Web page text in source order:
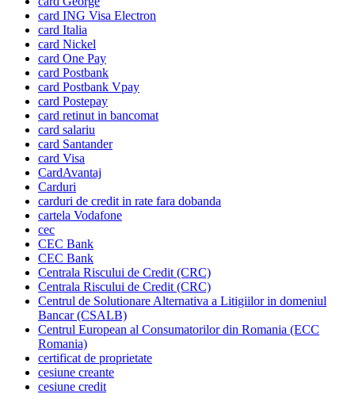
card ING Visa Electron
card Italia
card Nickel
card One Pay
card Postbank
card Postbank Vpay
card Postepay
card retinut in bancomat
card salariu
card Santander
card Visa
CardAvantaj
Carduri
carduri de credit in rate fara dobanda
cartela Vodafone
cec
CEC Bank
CEC Bank
Centrala Riscului de Credit (CRC)
Centrala Riscului de Credit (CRC)
Centrul de Solutionare Alternativa a Litigiilor in domeniul
Bancar (CSALB)
Centrul European al Consumatorilor din Romania (ECC
Romania)
certificat de proprietate
cesiune creante
cesiune credit